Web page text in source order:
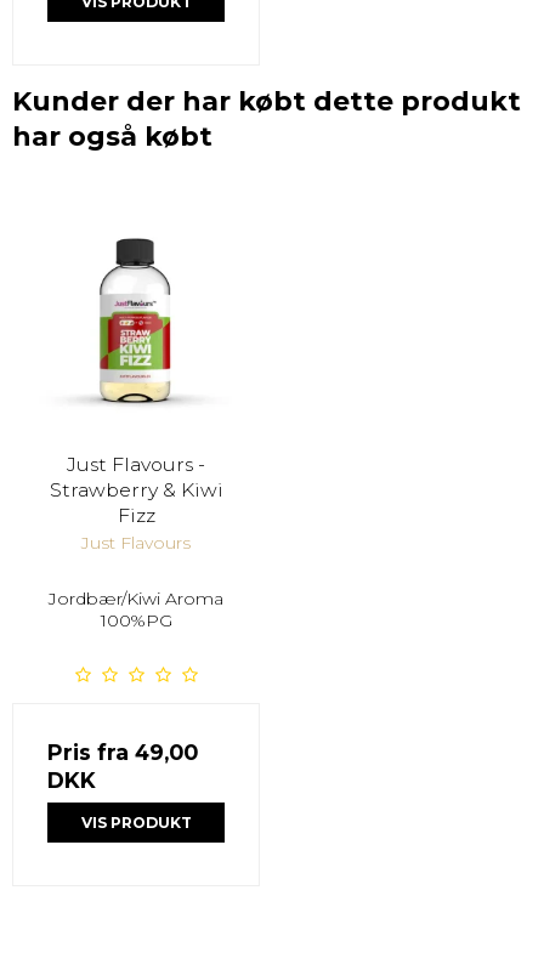
Kunder der har købt dette produkt
har også købt
Just Flavours -
Strawberry & Kiwi
Fizz
Just Flavours
Jordbær/Kiwi Aroma
100%PG
Pris fra 49,00
DKK
VIS PRODUKT